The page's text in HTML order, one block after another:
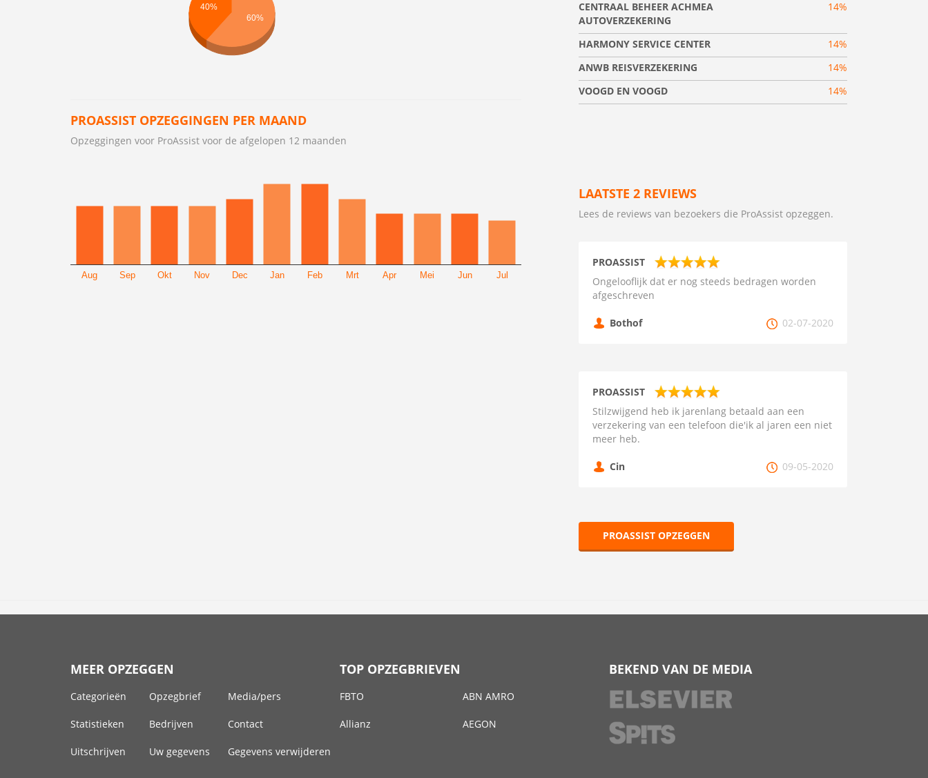
40%
60%
PROASSIST OPZEGGINGEN PER MAAND
Opzeggingen voor ProAssist voor de afgelopen 12 maanden
Aug Sep Okt Nov Dec Jan Feb Mrt Apr Mei Jun Jul
CENTRAAL BEHEER ACHMEA
AUTOVERZEKERING
14%
HARMONY SERVICE CENTER
14%
ANWB REISVERZEKERING
14%
VOOGD EN VOOGD
14%
LAATSTE 2 REVIEWS
Lees de reviews van bezoekers die ProAssist opzeggen.
PROASSIST
Ongelooflijk dat er nog steeds bedragen worden
afgeschreven
Bothof 02-07-2020
PROASSIST
Stilzwijgend heb ik jarenlang betaald aan een
verzekering van een telefoon die'ik al jaren een niet
meer heb.
Cin 09-05-2020
PROASSIST OPZEGGEN
MEER OPZEGGEN
Categorieën Opzegbrief Media/pers
Statistieken Bedrijven Contact
Uitschrijven Uw gegevens Gegevens verwijderen
TOP OPZEGBRIEVEN
FBTO ABN AMRO
Allianz AEGON
BEKEND VAN DE MEDIA